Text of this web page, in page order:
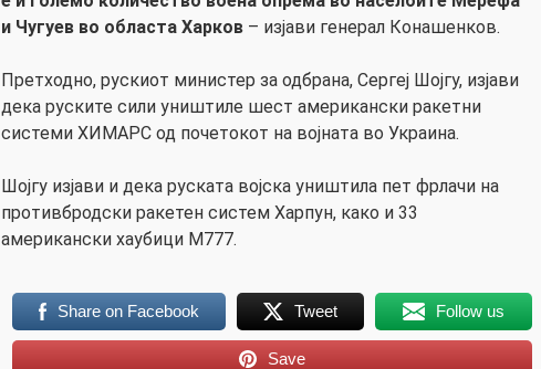
и Чугуев во областа Харков – изјави генерал Конашенков.
Претходно, рускиот министер за одбрана, Сергеј Шојгу, изјави
дека руските сили уништиле шест американски ракетни
системи ХИМАРС од почетокот на војната во Украина.
Шојгу изјави и дека руската војска уништила пет фрлачи на
противбродски ракетен систем Харпун, како и 33
американски хаубици М777.
Share on Facebook Tweet Follow us
Save